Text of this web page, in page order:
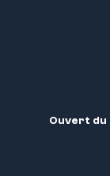
Ouvert du